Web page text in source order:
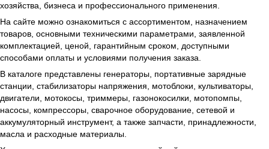
хозяйства, бизнеса и профессионального применения.
На сайте можно ознакомиться с ассортиментом, назначением
товаров, основными техническими параметрами, заявленной
комплектацией, ценой, гарантийным сроком, доступными
способами оплаты и условиями получения заказа.
В каталоге представлены генераторы, портативные зарядные
станции, стабилизаторы напряжения, мотоблоки, культиваторы,
двигатели, мотокосы, триммеры, газонокосилки, мотопомпы,
насосы, компрессоры, сварочное оборудование, сетевой и
аккумуляторный инструмент, а также запчасти, принадлежности,
масла и расходные материалы.